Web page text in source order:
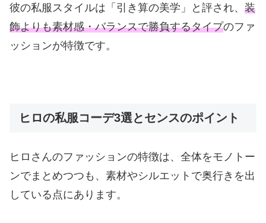
彼の私服スタイルは「引き算の美学」と評され、 装
飾よりも素材感・バランスで勝負するタイプのファ
ッションが特徴です。
ヒロの私服コーデ3選とセンスのポイント
ヒロさんのファッションの特徴は、全体をモノトー
ンでまとめつつも、素材やシルエットで奥行きを出
している点にあります。